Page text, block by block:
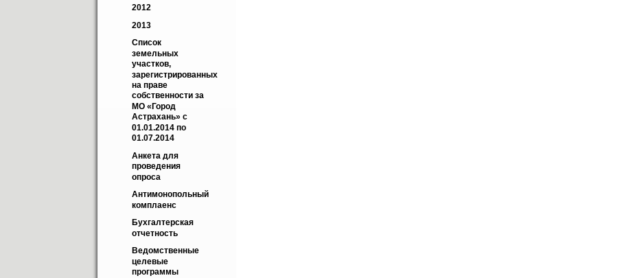
2012
2013
Cписок
земельных
участков,
зарегистрированных
на праве
собственности за
МО «Город
Астрахань» с
01.01.2014 по
01.07.2014
Анкета для
проведения
опроса
Антимонопольный
комплаенс
Бухгалтерская
отчетность
Ведомственные
целевые
программы